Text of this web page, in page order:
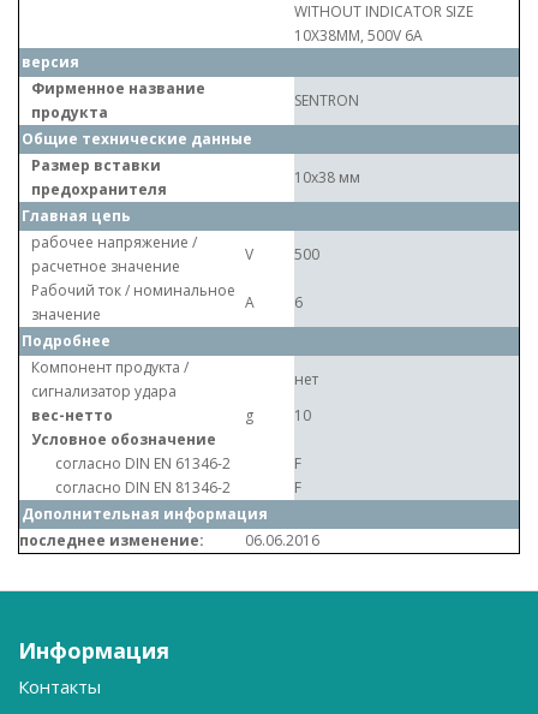
WITHOUT INDICATOR SIZE
10X38MM, 500V 6A
версия
Фирменное название
продукта
SENTRON
Общие технические данные
Размер вставки
предохранителя
10x38 мм
Главная цепь
рабочее напряжение /
расчетное значение
V
500
Рабочий ток / номинальное
значение
A
6
Подробнее
Компонент продукта /
сигнализатор удара
нет
вес-нетто
g
10
Условное обозначение
согласно DIN EN 61346-2
F
согласно DIN EN 81346-2
F
Дополнительная информация
последнее изменение:
06.06.2016
Информация
Контакты